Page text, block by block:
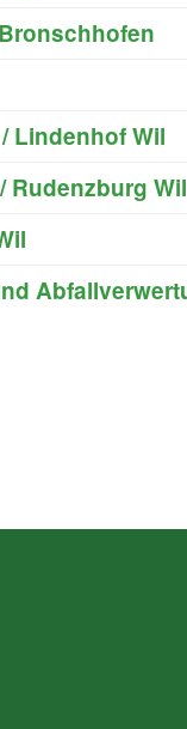
Lindenhof Wil
Rudenzburg Wil